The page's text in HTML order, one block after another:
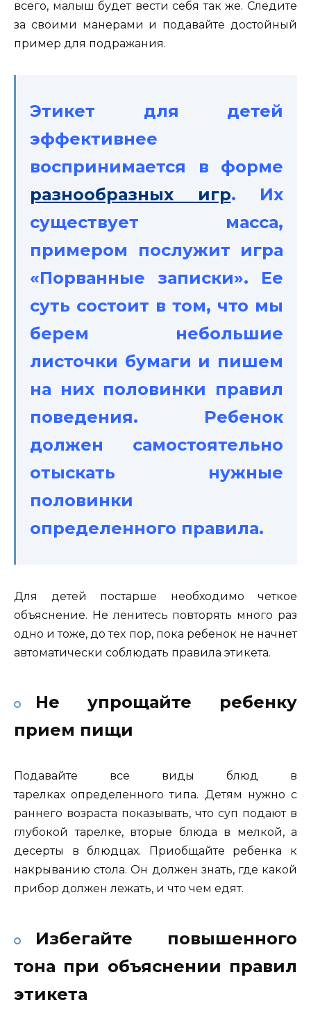
всего, малыш будет вести себя так же. Следите
за своими манерами и подавайте достойный
пример для подражания.
Этикет для детей
эффективнее
воспринимается в форме
разнообразных игр. Их
существует масса,
примером послужит игра
«Порванные записки». Ее
суть состоит в том, что мы
берем небольшие
листочки бумаги и пишем
на них половинки правил
поведения. Ребенок
должен самостоятельно
отыскать нужные
половинки
определенного правила.
Для детей постарше необходимо четкое
объяснение. Не ленитесь повторять много раз
одно и тоже, до тех пор, пока ребенок не начнет
автоматически соблюдать правила этикета.
Не упрощайте ребенку
прием пищи
Подавайте все виды блюд в
тарелках определенного типа. Детям нужно с
раннего возраста показывать, что суп подают в
глубокой тарелке, вторые блюда в мелкой, а
десерты в блюдцах. Приобщайте ребенка к
накрыванию стола. Он должен знать, где какой
прибор должен лежать, и что чем едят.
Избегайте повышенного
тона при объяснении правил
этикета